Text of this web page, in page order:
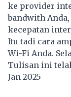
ke provider
bandwith
kecepatan
Itu tadi cara
Wi-Fi Anda.
Tulisan ini
Jan 2025